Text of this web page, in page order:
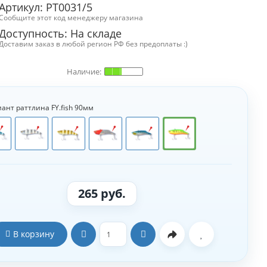
РТ0031/5
этот код менеджеру магазина
На складе
заказ в любой регион РФ без предоплаты :)
раттлина FY.fish 90мм
265 руб.
В корзину